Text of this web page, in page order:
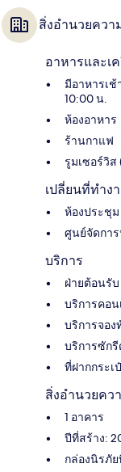
สิ่งอำนวยคว
อาหารและเ
มีอาหารเช้
10:00 น.
ห้องอาหาร
ร้านกาแฟ
รูมเซอร์วิส
เปลี่ยนที่ทำง
ห้องประชุม
ศูนย์จัดกา
บริการ
ฝ่ายต้อนรั
บริการคอน
บริการจอง
บริการซัก
ที่ฝากกระเ
สิ่งอำนวยคว
1 อาคาร
ปีที่สร้าง:
กล่องนิรภั